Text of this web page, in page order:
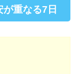
重なる7日